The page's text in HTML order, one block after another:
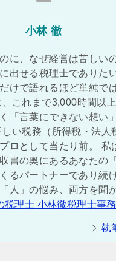
小林 徹
に、なぜ経営は苦しい
出せる税理士でありた
けで語れるほど単純で
これまで3,000時間以
「言葉にできない想い
い税務（所得税・法人
ロとして当たり前。 私
書の奥にあるあなたの
るパートナーであり続
人」の悩み、両方を聞
税理士 小林徹税理士事
執